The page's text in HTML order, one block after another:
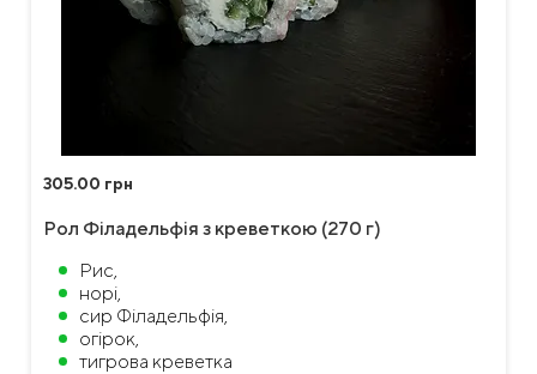
305.00 грн
Рол Філадельфія з креветкою (270 г)
Рис,
норі,
сир Філадельфія,
огірок,
тигрова креветка